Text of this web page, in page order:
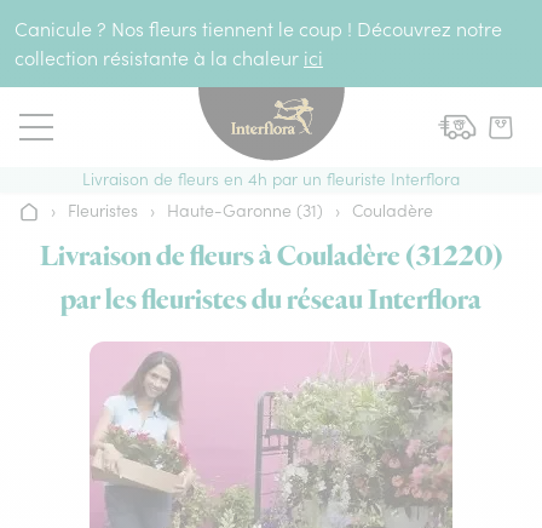
Canicule ? Nos fleurs tiennent le coup ! Découvrez notre
collection résistante à la chaleur ici
Livraison de fleurs en 4h par un fleuriste Interflora
Accueil
› Fleuristes › Haute-Garonne (31) › Couladère
Livraison de fleurs à Couladère (31220)
par les fleuristes du réseau Interflora